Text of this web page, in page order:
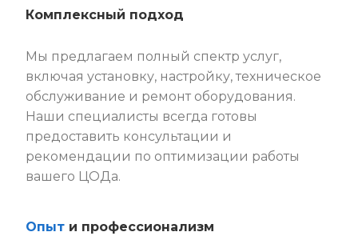
Комплексный подход
Мы предлагаем полный спектр услуг,
включая установку, настройку, техническое
обслуживание и ремонт оборудования.
Наши специалисты всегда готовы
предоставить консультации и
рекомендации по оптимизации работы
вашего ЦОДа.
Опыт и профессионализм